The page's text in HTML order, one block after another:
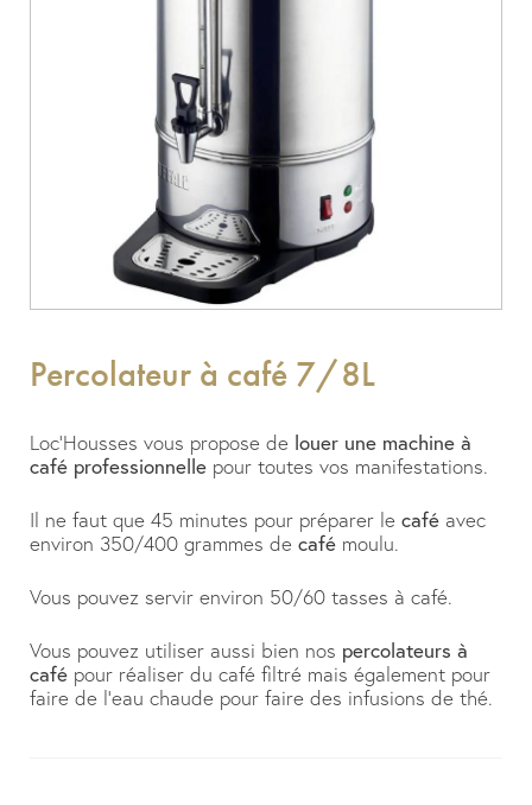
Percolateur à café 7/8L
Loc’Housses vous propose de louer une machine à
café professionnelle pour toutes vos manifestations.
Il ne faut que 45 minutes pour préparer le café avec
environ 350/400 grammes de café moulu.
Vous pouvez servir environ 50/60 tasses à café.
Vous pouvez utiliser aussi bien nos percolateurs à
café pour réaliser du café filtré mais également pour
faire de l’eau chaude pour faire des infusions de thé.